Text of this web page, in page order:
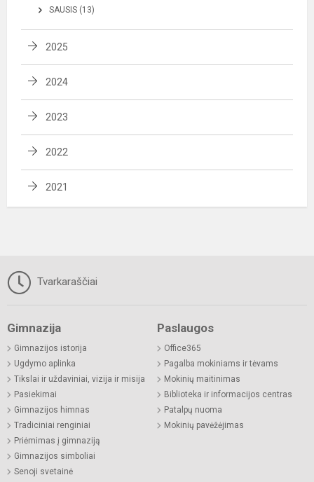
SAUSIS (13)
2025
2024
2023
2022
2021
Tvarkaraščiai
Gimnazija
Gimnazijos istorija
Ugdymo aplinka
Tikslai ir uždaviniai, vizija ir misija
Pasiekimai
Gimnazijos himnas
Tradiciniai renginiai
Priėmimas į gimnaziją
Gimnazijos simboliai
Senoji svetainė
Paslaugos
Office365
Pagalba mokiniams ir tėvams
Mokinių maitinimas
Biblioteka ir informacijos centras
Patalpų nuoma
Mokinių pavėžėjimas